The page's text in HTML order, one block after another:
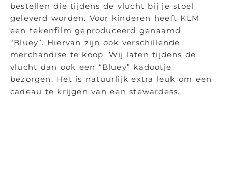
bestellen die tijdens de vlucht bij je stoel
geleverd worden. Voor kinderen heeft KLM
een tekenfilm geproduceerd genaamd
“Bluey”. Hiervan zijn ook verschillende
merchandise te koop. Wij laten tijdens de
vlucht dan ook een “Bluey” kadootje
bezorgen. Het is natuurlijk extra leuk om een
cadeau te krijgen van een stewardess.